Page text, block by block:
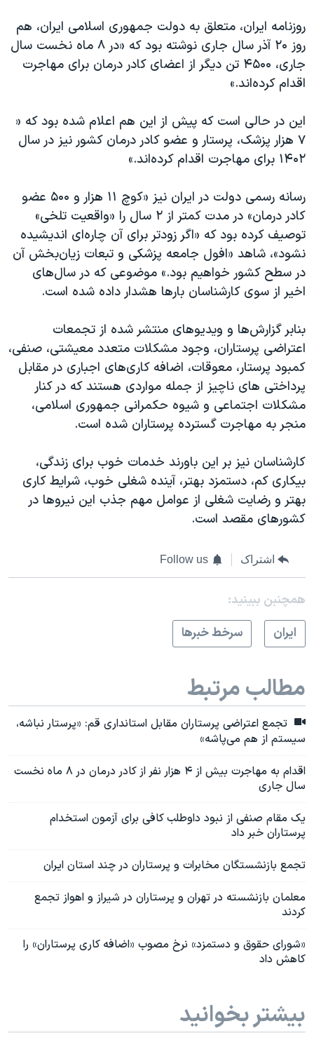
روزنامه ایران، متعلق به دولت جمهوری اسلامی ایران، هم
روز ۲۰ آذر سال جاری نوشته بود که «در ۸ ماه نخست سال‌
جاری، ۴۵۰۰ تن دیگر از اعضای کادر درمان برای مهاجرت
اقدام کرده‌اند.»
این در حالی است که پیش از این هم اعلام شده بود که «
۷ هزار پزشک، پرستار و عضو کادر درمان کشور نیز در سال
۱۴۰۲ برای مهاجرت اقدام کرده‌اند.»
رسانه رسمی دولت در ایران نیز «کوچ ۱۱ هزار و ۵۰۰ عضو
کادر درمان» در مدت کمتر از ۲ سال را «واقعیت تلخی»
توصیف کرده بود که «اگر زودتر برای آن چاره‌ای اندیشیده
نشود»، شاهد «افول جامعه پزشکی و تبعات زیان‌بخش آن
در سطح کشور خواهیم بود.» موضوعی که در سال‌های
اخیر از سوی کارشناسان بارها هشدار داده شده است.
بنابر گزارش‌ها و ویدیو‌های منتشر شده از تجمعات
اعتراضی پرستاران، وجود مشکلات متعدد معیشتی، صنفی،
کمبود پرستار، معوقات، اضافه کاری‌های اجباری در مقابل
پرداختی های ناچیز از جمله مواردی هستند که در کنار
مشکلات اجتماعی و شیوه حکمرانی جمهوری اسلامی،
منجر به مهاجرت گسترده پرستاران شده است.
کارشناسان نیز بر این باورند خدمات خوب برای زندگی،‌
بیکاری کم،‌ دستمزد بهتر، آینده شغلی خوب، شرایط کاری
بهتر و رضایت شغلی از عوامل مهم جذب این نیروها در
کشورهای مقصد است.
اشتراک Follow us
همچنبن ببینید:
ايران
سرخط خبرها
مطالب مرتبط
تجمع اعتراضی پرستاران مقابل استانداری قم: «پرستار نباشه،
سیستم از هم می‌پاشه»
اقدام به مهاجرت بیش از ۴ هزار نفر از کادر درمان در ۸ ماه نخست
سال جاری
یک مقام صنفی از نبود داوطلب کافی برای آزمون استخدام
پرستاران خبر داد
تجمع بازنشستگان مخابرات و پرستاران در چند استان ایران
معلمان بازنشسته در تهران و پرستاران در شیراز و اهواز تجمع
کردند
«شورای حقوق و دستمزد» نرخ مصوب «اضافه کاری پرستاران» را
کاهش داد
بیشتر بخوانید